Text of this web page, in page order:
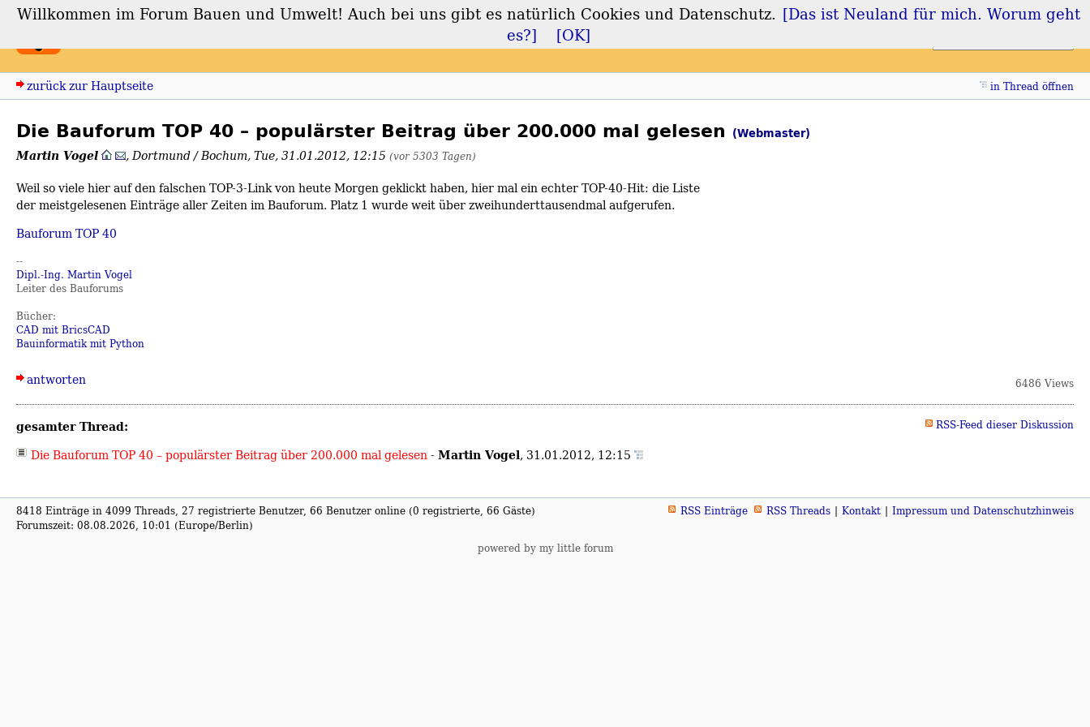
Forum Bauen und Umwelt Login Registrieren
zurück zur Hauptseite in Thread öffnen
Die Bauforum TOP 40 – populärster Beitrag über 200.000 mal gelesen (Webmaster)
Martin Vogel ,Dortmund / Bochum,Tue, 31.01.2012, 12:15 (vor 5303 Tagen)
Weil so viele hier auf den falschen TOP-3-Link von heute Morgen geklickt haben, hier mal ein echter TOP-40-Hit: die Liste
der meistgelesenen Einträge aller Zeiten im Bauforum. Platz 1 wurde weit über zweihunderttausendmal aufgerufen.
Bauforum TOP 40
--
Dipl.-Ing. Martin Vogel
Leiter des Bauforums
Bücher:
CAD mit BricsCAD
Bauinformatik mit Python
antworten 6486 Views
gesamter Thread: RSS-Feed dieser Diskussion
Die Bauforum TOP 40 – populärster Beitrag über 200.000 mal gelesen- Martin Vogel, 31.01.2012, 12:15
8418 Einträge in 4099 Threads, 27 registrierte Benutzer, 66 Benutzer online (0 registrierte, 66 Gäste)
Forumszeit: 08.08.2026, 10:01 (Europe/Berlin)
RSS Einträge RSS Threads Kontakt Impressum und Datenschutzhinweis
powered by my little forum
Willkommen im Forum Bauen und Umwelt! Auch bei uns gibt es natürlich Cookies und Datenschutz. [Das ist Neuland für mich. Worum geht
es?]
[OK]